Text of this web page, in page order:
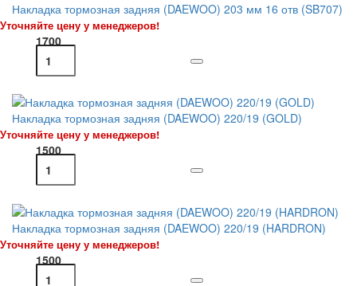
Накладка тормозная задняя (DAEWOO) 203 мм 16 отв (SB707)
Уточняйте цену у менеджеров!
1700
Накладка тормозная задняя (DAEWOO) 220/19 (GOLD)
Уточняйте цену у менеджеров!
1500
Накладка тормозная задняя (DAEWOO) 220/19 (HARDRON)
Уточняйте цену у менеджеров!
1500